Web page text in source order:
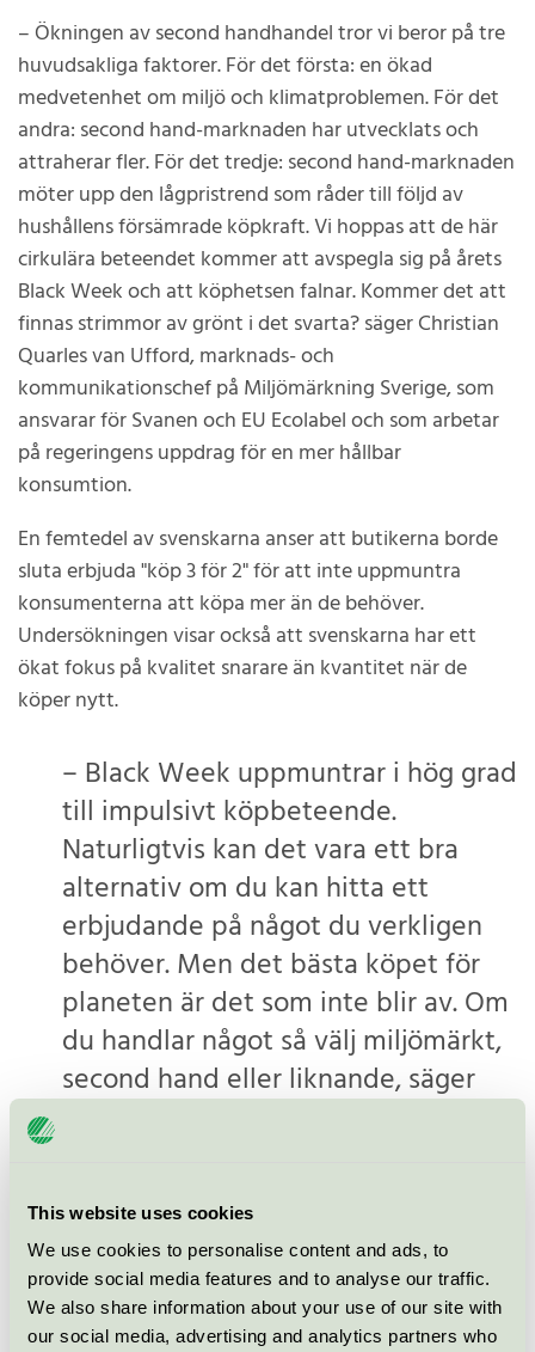
This website uses cookies
We use cookies to personalise content and ads, to
provide social media features and to analyse our traffic.
We also share information about your use of our site with
our social media, advertising and analytics partners who
– Ökningen av second handhandel tror vi beror på tre
huvudsakliga faktorer. För det första: en ökad
medvetenhet om miljö och klimatproblemen. För det
andra: second hand-marknaden har utvecklats och
attraherar fler. För det tredje: second hand-marknaden
möter upp den lågpristrend som råder till följd av
hushållens försämrade köpkraft. Vi hoppas att de här
cirkulära beteendet kommer att avspegla sig på årets
Black Week och att köphetsen falnar. Kommer det att
finnas strimmor av grönt i det svarta? säger Christian
Quarles van Ufford, marknads- och
kommunikationschef på Miljömärkning Sverige, som
ansvarar för Svanen och EU Ecolabel och som arbetar
på regeringens uppdrag för en mer hållbar
konsumtion.
En femtedel av svenskarna anser att butikerna borde
sluta erbjuda "köp 3 för 2" för att inte uppmuntra
konsumenterna att köpa mer än de behöver.
Undersökningen visar också att svenskarna har ett
ökat fokus på kvalitet snarare än kvantitet när de
köper nytt.
– Black Week uppmuntrar i hög grad
till impulsivt köpbeteende.
Naturligtvis kan det vara ett bra
alternativ om du kan hitta ett
erbjudande på något du verkligen
behöver. Men det bästa köpet för
planeten är det som inte blir av. Om
du handlar något så välj miljömärkt,
second hand eller liknande, säger
på Miljömärkning Sverige.